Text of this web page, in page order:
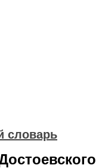
словарь